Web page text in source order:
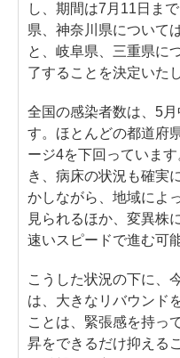
し、期間は7月11日ま
県、神奈川県について
と、岐阜県、三重県に
了することを決定いた
全国の感染者数は、5
す。ほとんどの都道府
ージ4を下回っていま
き、病床の状況も確実
かしながら、地域によ
見られるほか、変異株
速いスピードで進む可
こうした状況の下に、
は、大きなリバウンド
ことは、緊張感を持っ
昇をできるだけ抑える